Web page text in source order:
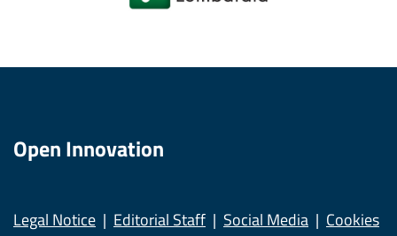
Open Innovation
Legal Notice Editorial Staff Social Media Cookies